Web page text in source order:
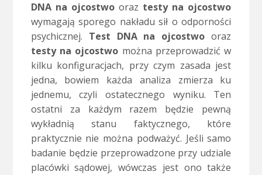
DNA na ojcostwooraz testy na ojcostwo
wymagają sporego nakładu sił o odporności
psychicznej. Test DNA na ojcostwo oraz
testy na ojcostwo można przeprowadzić w
kilku konfiguracjach, przy czym zasada jest
jedna, bowiem każda analiza zmierza ku
jednemu, czyli ostatecznego wyniku. Ten
ostatni za każdym razem będzie pewną
wykładnią stanu faktycznego, które
praktycznie nie można podważyć. Jeśli samo
badanie będzie przeprowadzone przy udziale
placówki sądowej, wówczas jest ono także